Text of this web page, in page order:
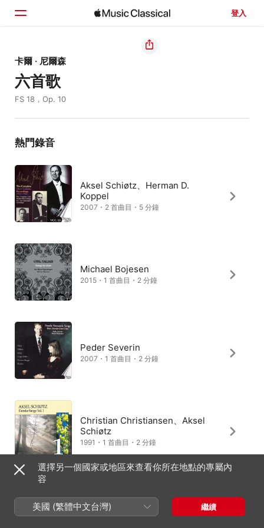
登入
首頁
瀏覽
卡爾 · 尼爾森
六首歌
FS 18，Op. 10
熱門錄音
Aksel Schiøtz、Herman D.
Koppel
2007・2 首曲目・5 分鐘
Michael Bojesen
2015・1 首曲目・2 分鐘
Peder Severin
2007・1 首曲目・2 分鐘
Christian Christiansen、Aksel
Schiøtz
1991・1 首曲目・2 分鐘
Morten Ernst Lassen、Ulrich
Stærk
選擇另一個國家或地區來查看你所在地點的專屬內
容
美國 (繁體中文台灣) 繼續